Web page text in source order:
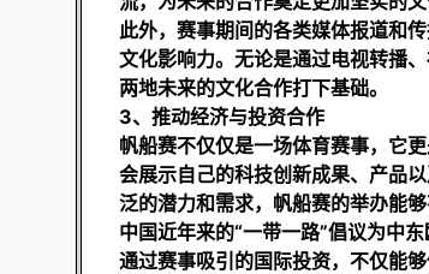
此外，赛事期间的各类媒体报道和
文化影响力。无论是通过电视转播
两地未来的文化合作打下基础。
3、推动经济与投资合作
帆船赛不仅仅是一场体育赛事，它
会展示自己的科技创新成果、产品
泛的潜力和需求，帆船赛的举办能
中国近年来的“一带一路”倡议为中
通过赛事吸引的国际投资，不仅能